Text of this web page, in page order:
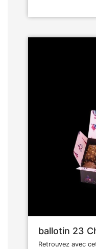
ballotin 23
Retrouvez avec